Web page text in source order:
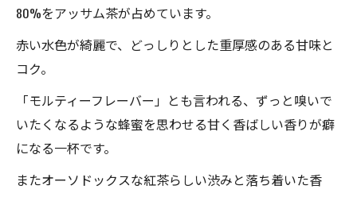
80%をアッサム茶が占めています。
赤い水色が綺麗で、どっしりとした重厚感のある甘味と
コク。
「モルティーフレーバー」とも言われる、ずっと嗅いで
いたくなるような蜂蜜を思わせる甘く香ばしい香りが癖
になる一杯です。
またオーソドックスな紅茶らしい渋みと落ち着いた香